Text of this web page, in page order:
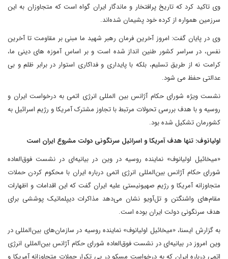
وی تاکید کرد که تاریخ پرافتخار و ماندگار ایران گواه است که متجاوزان به این
سرزمین همواره از کرده خود پشیمان شده‌اند.
وی در پایان گفت: امروز آخرین فرمان رهبر شهید ما مبنی بر مقاومت تا آخرین
نفس، در سراسر کشور طنین انداز شده است و بر اساس آموزه های دینی ما،
کرامت نه از طریق تسلیم، بلکه با پایداری و فداکاری استوار در برابر ظلم و بی
عدالتی حفظ می شود.
نشست ویژه شورای حکام آژانس بین المللی انرژی اتمی به درخواست ایران و
روسیه و با هدف بررسی تحولات مرتبط با تجاوز مشترک آمریکا و رژیم اسرائیل به
کشورمان تشکیل شده بود.
اولیانوف: تنها هدف آمریکا و اسرائیل سرنگونی دولت مشروع ایران است
«میخائیل اولیانوف» نماینده روسیه در وین در بیانیه‌ای در نشست فوق‌العاده
شورای حکام آژانس بین‌المللی انرژی اتمی درباره ایران با محکوم کردن حملات
متجاوزانه آمریکا و رژیم صهیونیستی علیه ایران گفت که این اقدامات و اظهارات
مقام‌های واشنگتن و تل‌آویو نشان می‌دهد مذاکرات دیپلماتیک پوششی برای
هدف سرنگونی دولت ایران بوده است.
به گزارش ایسنا، «میخائیل اولیانوف» نماینده روسیه در سازمان‌های بین‌المللی در
وین امروز در بیانیه‌ای در نشست فوق‌العاده شورای حکام آژانس بین‌المللی انرژی
اتمی درباره ایران که به درخواست مسکو در پی تکرار حملات متجاوزانه آمریکا و